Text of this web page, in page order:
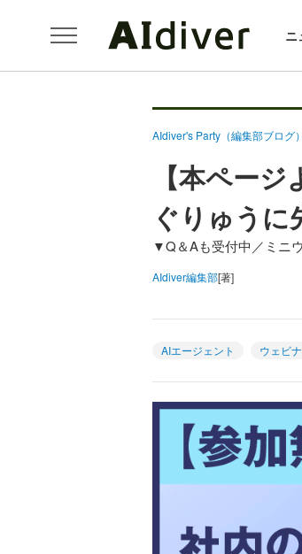
ニ
AIdiver's Party（編集部ブログ）
【本ペー
ぐりゅうに
▼Q＆Aも受付中／ミニ
AIdiver編集部[著]
AIエージェント ウェビ